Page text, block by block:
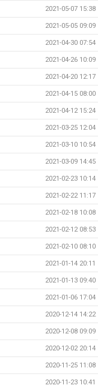
2021-05-07 15:38
2021-05-05 09:09
2021-04-30 07:54
2021-04-26 10:09
2021-04-20 12:17
2021-04-15 08:00
2021-04-12 15:24
2021-03-25 12:04
2021-03-10 10:54
2021-03-09 14:45
2021-02-23 10:14
2021-02-22 11:17
2021-02-18 10:08
2021-02-12 08:53
2021-02-10 08:10
2021-01-14 20:11
2021-01-13 09:40
2021-01-06 17:04
2020-12-14 14:22
2020-12-08 09:09
2020-12-02 20:14
2020-11-25 11:08
2020-11-23 10:41